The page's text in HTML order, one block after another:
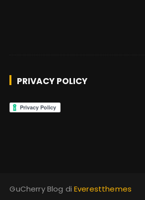
PRIVACY POLICY
GuCherry Blog diEverestthemes